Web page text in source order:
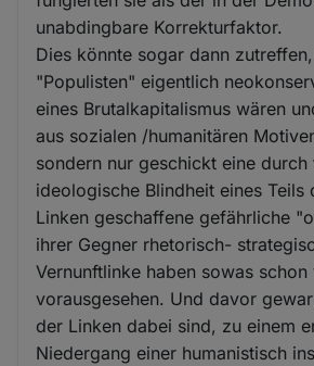
unabdingbare Korrekturfaktor.
Dies könnte sogar dann
"Populisten" eigentlich
eines Brutalkapitalismus wären
aus sozialen /humanitären
sondern nur geschickt eine durch
ideologische Blindheit eines Teils
Linken geschaffene gefährliche
ihrer Gegner rhetorisch-
Vernunftlinke haben sowas
vorausgesehen. Und davor
der Linken dabei sind, zu einem
Niedergang einer humanistisch